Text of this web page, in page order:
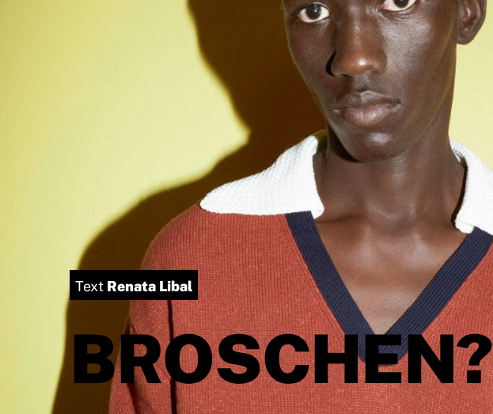
Text Renata Libal
BROSCHEN?